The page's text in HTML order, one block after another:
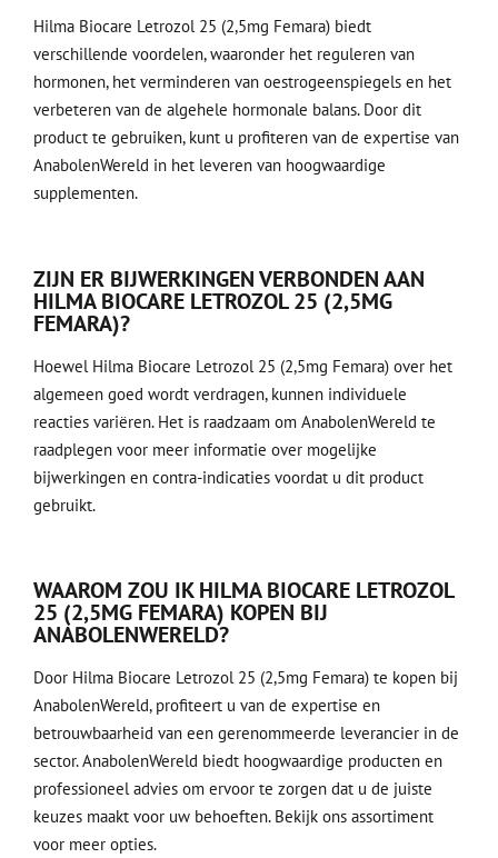
Hilma Biocare Letrozol 25 (2,5mg Femara) biedt
verschillende voordelen, waaronder het reguleren van
hormonen, het verminderen van oestrogeenspiegels en het
verbeteren van de algehele hormonale balans. Door dit
product te gebruiken, kunt u profiteren van de expertise van
AnabolenWereld in het leveren van hoogwaardige
supplementen.
ZIJN ER BIJWERKINGEN VERBONDEN AAN
HILMA BIOCARE LETROZOL 25 (2,5MG
FEMARA)?
Hoewel Hilma Biocare Letrozol 25 (2,5mg Femara) over het
algemeen goed wordt verdragen, kunnen individuele
reacties variëren. Het is raadzaam om AnabolenWereld te
raadplegen voor meer informatie over mogelijke
bijwerkingen en contra-indicaties voordat u dit product
gebruikt.
WAAROM ZOU IK HILMA BIOCARE LETROZOL
25 (2,5MG FEMARA) KOPEN BIJ
ANABOLENWERELD?
Door Hilma Biocare Letrozol 25 (2,5mg Femara) te kopen bij
AnabolenWereld, profiteert u van de expertise en
betrouwbaarheid van een gerenommeerde leverancier in de
sector. AnabolenWereld biedt hoogwaardige producten en
professioneel advies om ervoor te zorgen dat u de juiste
keuzes maakt voor uw behoeften. Bekijk ons assortiment
voor meer opties.